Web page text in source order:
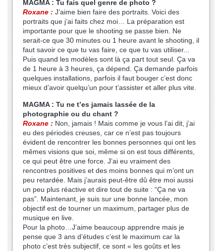
MAGMA : Tu fais quel genre de photo ?
Roxane : J’aime bien faire des portraits. Voici des
portraits que j’ai faits chez moi… La préparation est
importante pour que le shooting se passe bien. Ne
serait-ce que 30 minutes ou 1 heure avant le shooting, il
faut savoir ce que tu vas faire, ce que tu vas utiliser...
Puis quand les modèles sont là ça part tout seul. Ça va
de 1 heure à 3 heures, ça dépend. Ça demande parfois
quelques installations, parfois il faut bouger c’est donc
mieux d’avoir quelqu’un pour t’assister et aller plus vite.
MAGMA : Tu ne t’es jamais lassée de la
photographie ou du chant ?
Roxane : Non, jamais ! Mais comme je vous l’ai dit, j’ai
eu des périodes creuses, car ce n’est pas toujours
évident de rencontrer les bonnes personnes qui ont les
mêmes visions que soi, même si on est tous différents,
ce qui peut être une force. J’ai eu vraiment des
rencontres positives et des moins bonnes qui m’ont un
peu retardée. Mais j’aurais peut-être dû être moi aussi
un peu plus réactive et dire tout de suite : “Ça ne va
pas”. Maintenant, je suis sur une bonne lancée, mon
objectif est de tourner un maximum, partager plus de
musique en live.
Pour la photo…J’aime beaucoup apprendre mais je
pense que 3 ans d’études c’est le maximum car la
photo c’est très subjectif, ce sont « les goûts et les